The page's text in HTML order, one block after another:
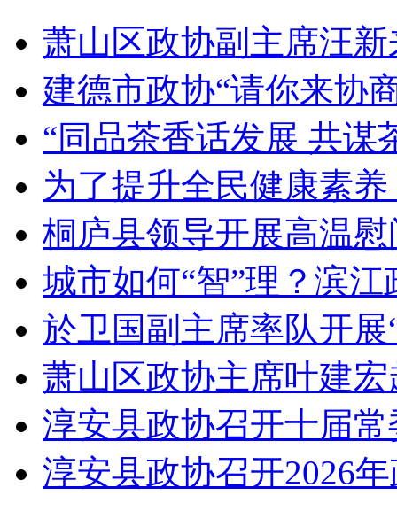
萧山区政协副主席汪
建德市政协“请你来协
“同品茶香话发展 共
为了提升全民健康素
桐庐县领导开展高温
城市如何“智”理？滨
於卫国副主席率队开
萧山区政协主席叶建
淳安县政协召开十届
淳安县政协召开2026